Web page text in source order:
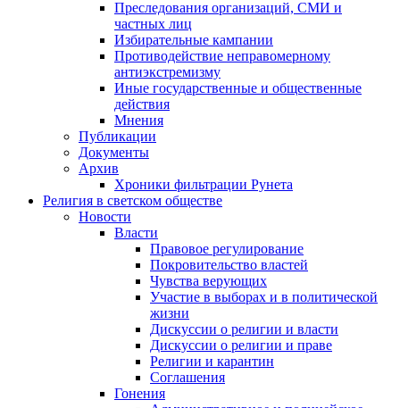
Преследования организаций, СМИ и
частных лиц
Избирательные кампании
Противодействие неправомерному
антиэкстремизму
Иные государственные и общественные
действия
Мнения
Публикации
Документы
Архив
Хроники фильтрации Рунета
Религия в светском обществе
Новости
Власти
Правовое регулирование
Покровительство властей
Чувства верующих
Участие в выборах и в политической
жизни
Дискуссии о религии и власти
Дискуссии о религии и праве
Религии и карантин
Соглашения
Гонения